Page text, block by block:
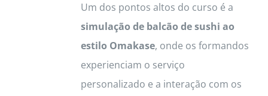
Um dos pontos altos do curso é a
simulação de balcão de sushi ao
estilo Omakase, onde os formandos
experienciam o serviço
personalizado e a interação com os